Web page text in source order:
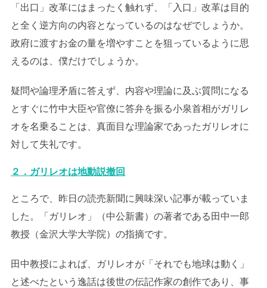
「出口」改革にはまったく触れず、「入口」改革は目的
と全く逆方向の内容となっているのはなぜでしょうか。
政府に渡すお金の量を増やすことを狙っているように思
えるのは、僕だけでしょうか。
疑問や論理矛盾に答えず、内容や理論に及ぶ質問になる
とすぐに竹中大臣や官僚に答弁を振る小泉首相がガリレ
オを名乗ることは、真面目な理論家であったガリレオに
対して失礼です。
２．ガリレオは地動説撤回
ところで、昨日の読売新聞に興味深い記事が載っていま
した。「ガリレオ」（中公新書）の著者である田中一郎
教授（金沢大学大学院）の指摘です。
田中教授によれば、ガリレオが「それでも地球は動く」
と述べたという逸話は後世の伝記作家の創作であり、事